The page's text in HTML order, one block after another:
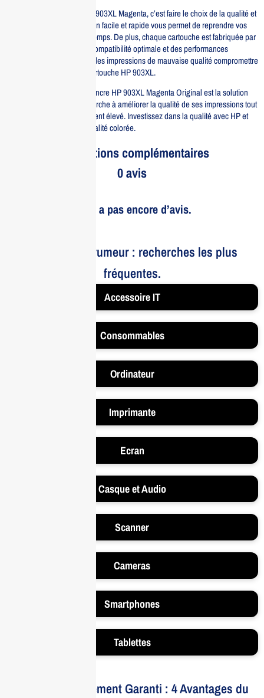
Opter pour la cartouche HP 903XL Magenta, c’est faire le choix de la qualité et
de la fiabilité. Son installation facile et rapide vous permet de reprendre vos
impressions en un rien de temps. De plus, chaque cartouche est fabriquée par
HP, garantissant ainsi une compatibilité optimale et des performances
constantes. Ne laissez pas des impressions de mauvaise qualité compromettre
vos projets, choisissez la cartouche HP 903XL.
En résumé, la cartouche d’encre HP 903XL Magenta Original est la solution
parfaite pour quiconque cherche à améliorer la qualité de ses impressions tout
en bénéficiant d’un rendement élevé. Investissez dans la qualité avec HP et
transformez vos idées en réalité colorée.
Informations complémentaires
0 avis
Il n’y a pas encore d’avis.
Le bruit et la rumeur : recherches les plus
fréquentes.
Accessoire IT
Consommables
Ordinateur
Imprimante
Ecran
Casque et Audio
Scanner
Cameras
Smartphones
Tablettes
Votre Investissement Garanti : 4 Avantages du